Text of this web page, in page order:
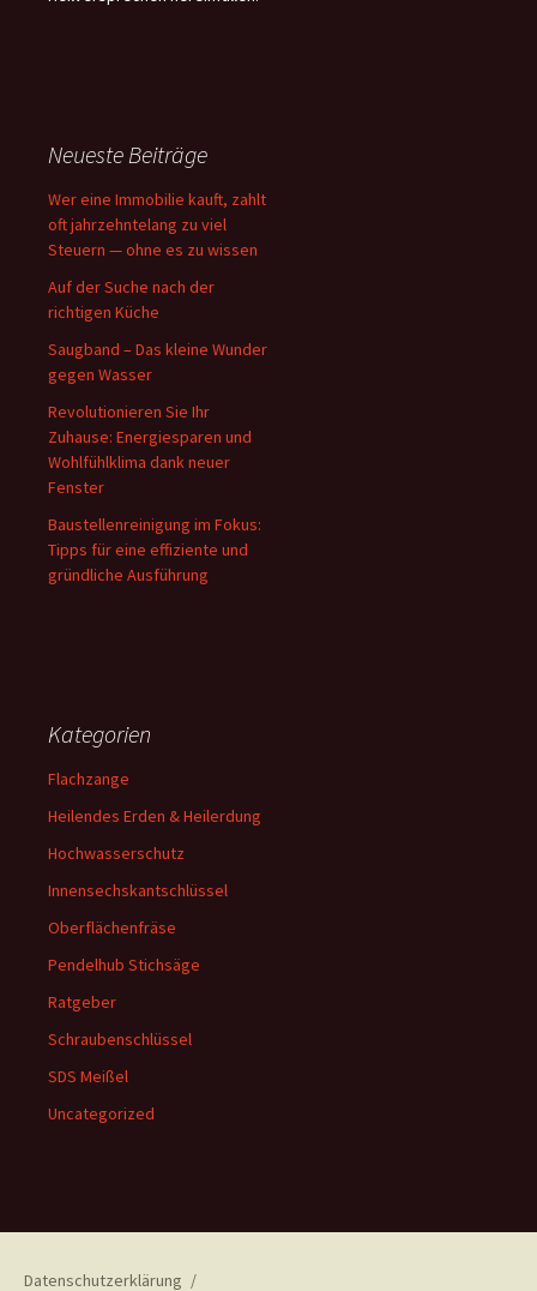
Neueste Beiträge
Wer eine Immobilie kauft, zahlt
oft jahrzehntelang zu viel
Steuern — ohne es zu wissen
Auf der Suche nach der
richtigen Küche
Saugband – Das kleine Wunder
gegen Wasser
Revolutionieren Sie Ihr
Zuhause: Energiesparen und
Wohlfühlklima dank neuer
Fenster
Baustellenreinigung im Fokus:
Tipps für eine effiziente und
gründliche Ausführung
Kategorien
Flachzange
Heilendes Erden & Heilerdung
Hochwasserschutz
Innensechskantschlüssel
Oberflächenfräse
Pendelhub Stichsäge
Ratgeber
Schraubenschlüssel
SDS Meißel
Uncategorized
Datenschutzerklärung